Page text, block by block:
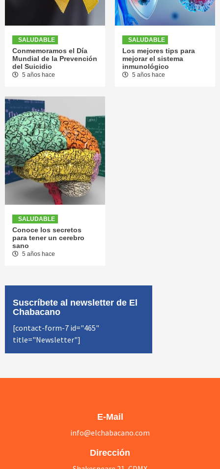
SALUDABLE
Conmemoramos el Día
Mundial de la Prevención
del Suicidio
5 años hace
SALUDABLE
Los mejores tips para
mejorar el sistema
inmunológico
5 años hace
SALUDABLE
Conoce los secretos
para tener un cerebro
sano
5 años hace
Suscríbete al newsletter de El
Chabacano
[contact-form-7 id="465"
title="Newsletter"]
E-Mail
info@elchabacano.com
Dirección